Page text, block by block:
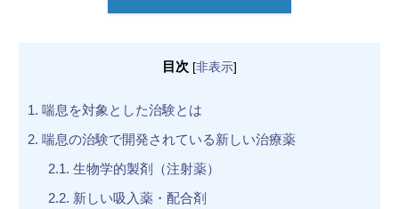
目次 [非表示]
1. 喘息を対象とした治験とは
2. 喘息の治験で開発されている新しい治療薬
2.1. 生物学的製剤（注射薬）
2.2. 新しい吸入薬・配合剤